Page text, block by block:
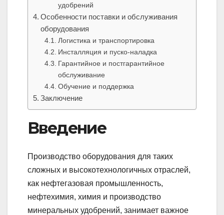
удобрений
Особенности поставки и обслуживания
оборудования
Логистика и транспортировка
Инсталляция и пуско-наладка
Гарантийное и постгарантийное
обслуживание
Обучение и поддержка
Заключение
Введение
Производство оборудования для таких
сложных и высокотехнологичных отраслей,
как нефтегазовая промышленность,
нефтехимия, химия и производство
минеральных удобрений, занимает важное